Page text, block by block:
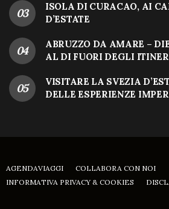
ISOLA DI CURACAO, AI
D’ESTATE
ABRUZZO DA AMARE –
AL DI FUORI DEGLI
VISITARE LA SVEZIA
DELLE ESPERIENZE
AGENDAVIAGGI
COLLABORA CON NOI
INFORMATIVA PRIVACY & COOKIES